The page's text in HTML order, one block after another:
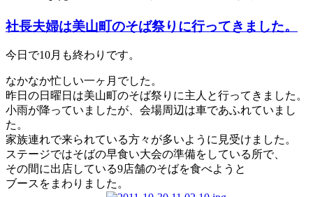
社長夫婦は美山町のそば祭りに行ってきました。
今日で10月も終わりです。
なかなか忙しい一ヶ月でした。
昨日の日曜日は美山町のそば祭りに主人と行ってきました。
小雨が降っていましたが、会場周辺は車であふれていまし
た。
家族連れで来られている方々が多いように見受けました。
ステージではそばの早食い大会の準備をしている所で、
その間に出店している9店舗のそばを食べようと
ブースをまわりました。